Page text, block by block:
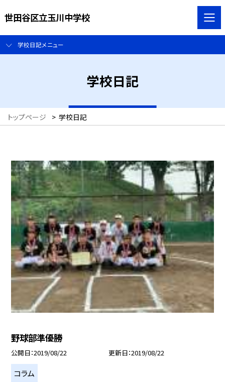
世田谷区立玉川中学校
学校日記メニュー
学校日記
トップページ > 学校日記
野球部準優勝
公開日 2019/08/22 更新日 2019/08/22
コラム